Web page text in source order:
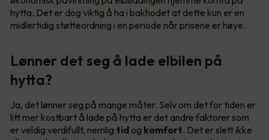
hytta. Det er dog viktig å ha i bakhodet at dette kun er en
midlertidig støtteordning i en periode når prisene er høye.
Lønner det seg å lade elbilen på
hytta?
Ja, det lønner seg på mange måter. Selv om det for tiden er
litt mer kostbart å lade på hytta er det andre faktorer som
er veldig verdifullt, nemlig tid og komfort. Det er slett ikke